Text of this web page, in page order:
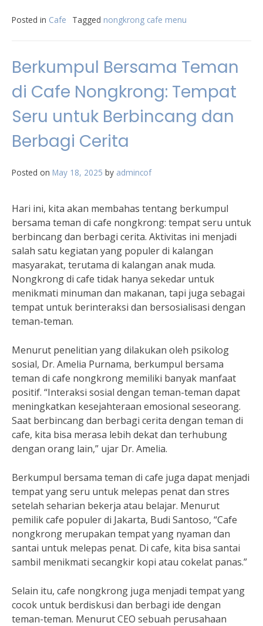
Posted in Cafe Tagged nongkrong cafe menu
Berkumpul Bersama Teman
di Cafe Nongkrong: Tempat
Seru untuk Berbincang dan
Berbagi Cerita
Posted on May 18, 2025 by admincof
Hari ini, kita akan membahas tentang berkumpul
bersama teman di cafe nongkrong: tempat seru untuk
berbincang dan berbagi cerita. Aktivitas ini menjadi
salah satu kegiatan yang populer di kalangan
masyarakat, terutama di kalangan anak muda.
Nongkrong di cafe tidak hanya sekedar untuk
menikmati minuman dan makanan, tapi juga sebagai
tempat untuk berinteraksi dan bersosialisasi dengan
teman-teman.
Menurut penelitian yang dilakukan oleh psikolog
sosial, Dr. Amelia Purnama, berkumpul bersama
teman di cafe nongkrong memiliki banyak manfaat
positif. “Interaksi sosial dengan teman-teman dapat
meningkatkan kesejahteraan emosional seseorang.
Saat berbincang dan berbagi cerita dengan teman di
cafe, kita bisa merasa lebih dekat dan terhubung
dengan orang lain,” ujar Dr. Amelia.
Berkumpul bersama teman di cafe juga dapat menjadi
tempat yang seru untuk melepas penat dan stres
setelah seharian bekerja atau belajar. Menurut
pemilik cafe populer di Jakarta, Budi Santoso, “Cafe
nongkrong merupakan tempat yang nyaman dan
santai untuk melepas penat. Di cafe, kita bisa santai
sambil menikmati secangkir kopi atau cokelat panas.”
Selain itu, cafe nongkrong juga menjadi tempat yang
cocok untuk berdiskusi dan berbagi ide dengan
teman-teman. Menurut CEO sebuah perusahaan